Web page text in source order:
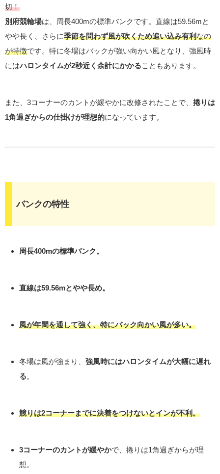
切！
別府競輪場は、周長400mの標準バンクです。直線は59.56mと
やや長く、さらに季節を問わず風が吹くため追い込み有利なの
が特徴です。特に冬場はバックが強い向かい風となり、強風時
にはハロンタイムが2秒近く余計にかかることもあります。
また、3コーナーのカントが緩やかに改修されたことで、 捲りは
1角過ぎからの仕掛けが理想的になっています。
バンクの特性
周長400mの標準バンク。
直線は59.56mとやや長め。
風が年間を通して強く、特にバック向かい風が多い。
冬場は風が強まり、 強風時にはハロンタイムが大幅に遅れ
る。
競りは2コーナーまでに決着をつけないとインが不利。
3コーナーのカントが緩やかで、捲りは1角過ぎからが理
想。